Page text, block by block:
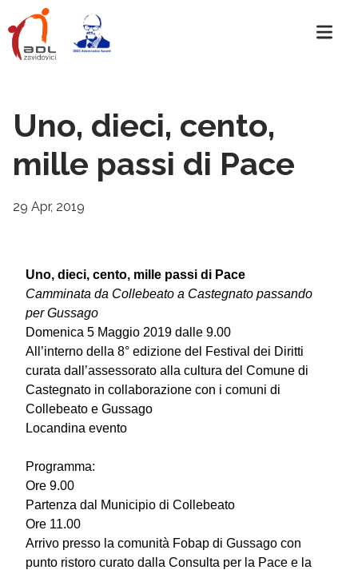
Uno, dieci, cento,
mille passi di Pace
29 Apr, 2019
Uno, dieci, cento, mille passi di Pace
Camminata da Collebeato a Castegnato passando
per Gussago
Domenica 5 Maggio 2019 dalle 9.00
All’interno della 8° edizione del Festival dei Diritti
curata dall’assessorato alla cultura del Comune di
Castegnato in collaborazione con i comuni di
Collebeato e Gussago
Locandina evento
Programma:
Ore 9.00
Partenza dal Municipio di Collebeato
Ore 11.00
Arrivo presso la comunità Fobap di Gussago con
punto ristoro curato dalla Consulta per la Pace e la